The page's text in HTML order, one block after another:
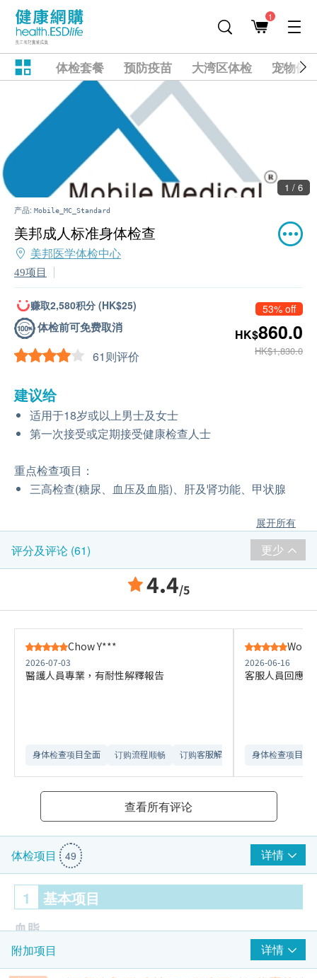
1
体检套餐 预防疫苗 大湾区体检 宠物健
1 / 6
产品: Mobile_MC_Standard
美邦成人标准身体检查
美邦医学体检中心
49项目
赚取2,580积分 (HK$25)
体检前可免费取消
61则评价
53% off
HK$860.0
HK$1,830.0
建议给
适用于18岁或以上男士及女士
第一次接受或定期接受健康检查人士
重点检查项目：
三高检查(糖尿、血压及血脂)、肝及肾功能、甲状腺
展开所有
评分及评论 (61) 更少
4.4/5
Chow Y***
2026-07-03
醫護人員專業，有耐性解釋報告
身体检查项目全面 订购流程顺畅 订购客服解释详尽
2026-06-16
客服人員回應
身体检查项目全
查看所有评论
体检项目 49 详情
1 基本项目
血脂
总胆固醇
附加项目 详情